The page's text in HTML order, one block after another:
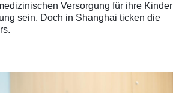
Versorgung für ihre Kinder
sein. Doch in Shanghai ticken die